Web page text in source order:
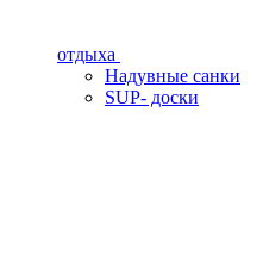
отдыха
Надувные санки
SUP- доски